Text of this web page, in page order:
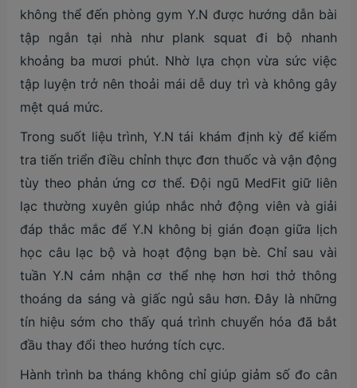
không thể đến phòng gym Y.N được hướng dẫn bài
tập ngắn tại nhà như plank squat đi bộ nhanh
khoảng ba mươi phút. Nhờ lựa chọn vừa sức việc
tập luyện trở nên thoải mái dễ duy trì và không gây
mệt quá mức.
Trong suốt liệu trình, Y.N tái khám định kỳ để kiểm
tra tiến triển điều chỉnh thực đơn thuốc và vận động
tùy theo phản ứng cơ thể. Đội ngũ MedFit giữ liên
lạc thường xuyên giúp nhắc nhở động viên và giải
đáp thắc mắc để Y.N không bị gián đoạn giữa lịch
học câu lạc bộ và hoạt động bạn bè. Chỉ sau vài
tuần Y.N cảm nhận cơ thể nhẹ hơn hơi thở thông
thoáng da sáng và giấc ngủ sâu hơn. Đây là những
tín hiệu sớm cho thấy quá trình chuyển hóa đã bắt
đầu thay đổi theo hướng tích cực.
Hành trình ba tháng không chỉ giúp giảm số đo cân